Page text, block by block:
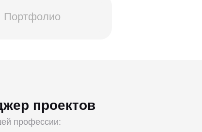
Портфолио
проектов
профессии: